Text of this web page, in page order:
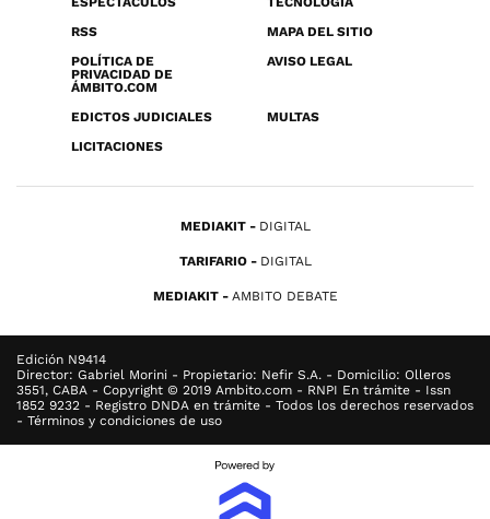
RSS
MAPA DEL SITIO
POLÍTICA DE
PRIVACIDAD DE
ÁMBITO.COM
AVISO LEGAL
EDICTOS JUDICIALES
MULTAS
LICITACIONES
MEDIAKIT DIGITAL
TARIFARIO DIGITAL
MEDIAKIT AMBITO DEBATE
Edición N9414
Director: Gabriel Morini - Propietario: Nefir S.A. - Domicilio: Olleros
3551, CABA - Copyright © 2019 Ambito.com - RNPI En trámite - Issn
1852 9232 - Registro DNDA en trámite - Todos los derechos reservados
- Términos y condiciones de uso